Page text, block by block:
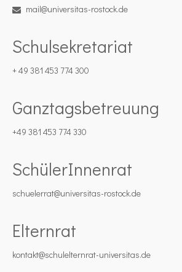
mail@universitas-rostock.de
Schulsekretariat
+ 49 381 453 774 300
Ganztagsbetreuung
+49 381 453 774 330
SchülerInnenrat
schuelerrat@universitas-rostock.de
Elternrat
kontakt@schulelternrat-universitas.de